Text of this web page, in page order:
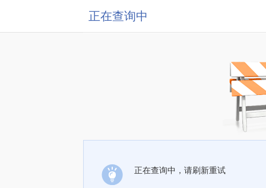
正在查询中
正在查询中，请刷新重试